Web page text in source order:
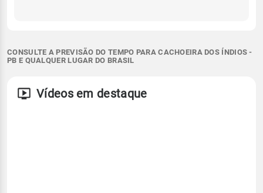
CONSULTE A PREVISÃO DO TEMPO PARA CACHOEIRA DOS ÍNDIOS -
PB E QUALQUER LUGAR DO BRASIL
Vídeos em destaque